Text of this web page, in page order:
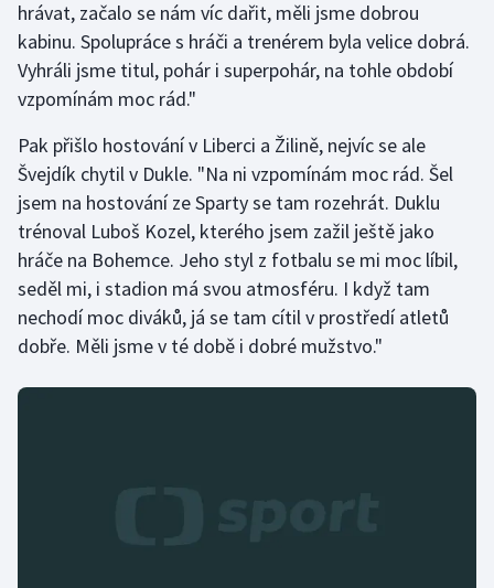
Stolní tenis
Triatlon
Vodní slalom
Volejbal
Ostatní
hrávat, začalo se nám víc dařit, měli jsme dobrou
kabinu. Spolupráce s hráči a trenérem byla velice dobrá.
Vyhráli jsme titul, pohár i superpohár, na tohle období
vzpomínám moc rád."
Pak přišlo hostování v Liberci a Žilině, nejvíc se ale
Švejdík chytil v Dukle. "Na ni vzpomínám moc rád. Šel
jsem na hostování ze Sparty se tam rozehrát. Duklu
trénoval Luboš Kozel, kterého jsem zažil ještě jako
hráče na Bohemce. Jeho styl z fotbalu se mi moc líbil,
seděl mi, i stadion má svou atmosféru. I když tam
nechodí moc diváků, já se tam cítil v prostředí atletů
dobře. Měli jsme v té době i dobré mužstvo."